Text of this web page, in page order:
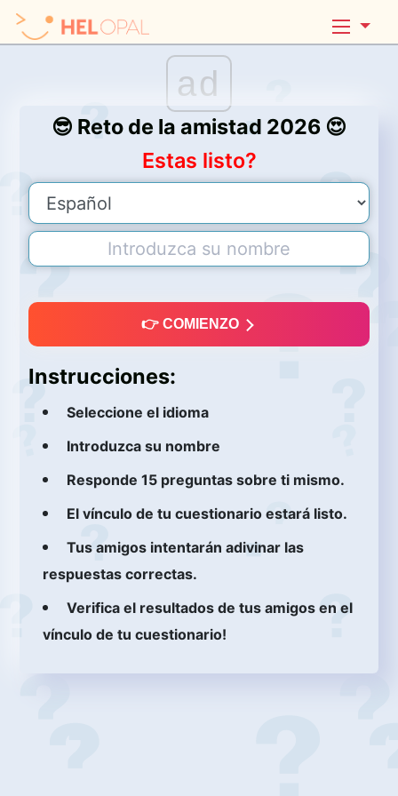
ad
😎 Reto de la amistad 2026 😍
Estas listo?
👉 COMIENZO
Instrucciones:
Seleccione el idioma
Introduzca su nombre
Responde 15 preguntas sobre ti mismo.
El vínculo de tu cuestionario estará listo.
Tus amigos intentarán adivinar las
respuestas correctas.
Verifica el resultados de tus amigos en el
vínculo de tu cuestionario!